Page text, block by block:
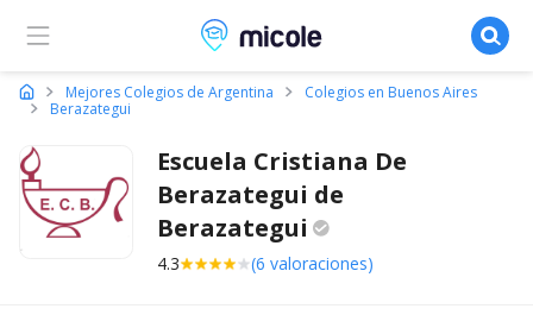
Micole, buscador de colegios
Mejores Colegios de Argentina
Colegios en Buenos Aires
Berazategui
Escuela Cristiana De
Berazategui de
Berazategui
4.3 (6 valoraciones)